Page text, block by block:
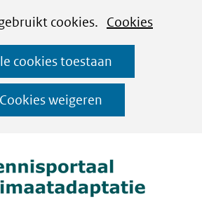
cookies. Cookies
cookies toestaan
Cookies weigeren
Ga
naar
de
inhoud